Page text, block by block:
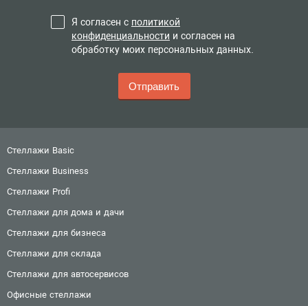
Я согласен с политикой
конфиденциальности и согласен на
обработку моих персональных данных.
Стеллажи Basic
Стеллажи Business
Стеллажи Profi
Стеллажи для дома и дачи
Стеллажи для бизнеса
Стеллажи для склада
Стеллажи для автосервисов
Офисные стеллажи